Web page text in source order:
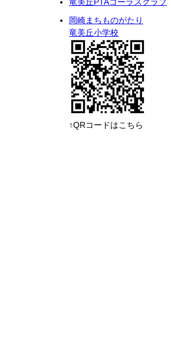
岡崎まちものがたり
竜美丘小学校
↑QRコードはこちら